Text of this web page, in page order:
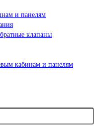
и панелям
клапаны
кабинам и панелям